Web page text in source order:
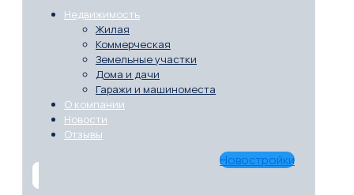
Недвижимость
Жилая
Коммерческая
Земельные участки
Дома и дачи
Гаражи и машиноместа
О компании
Новости
Отзывы
Новостройки